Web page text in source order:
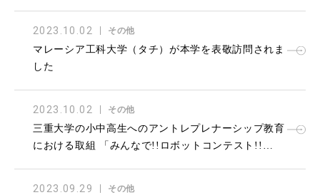
2023.10.02 その他
マレーシア工科大学（タチ）が本学を表敬訪問されま
した
2023.10.02 その他
三重大学の小中高生へのアントレプレナーシップ教育
における取組 「みんなで!!ロボットコンテスト!!
2023.09.29 その他